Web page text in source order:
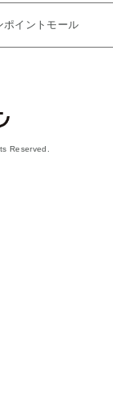
ポイントモール
Reserved.